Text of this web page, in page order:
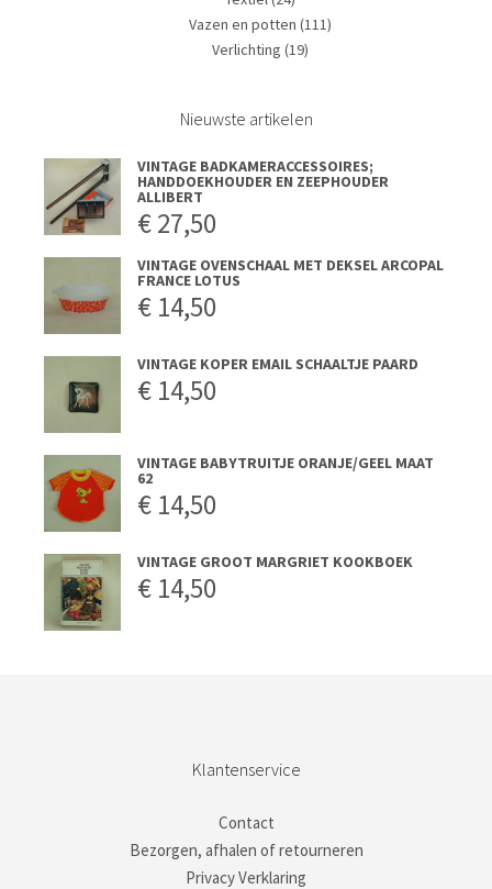
Vazen en potten (111)
Verlichting (19)
Nieuwste artikelen
VINTAGE BADKAMERACCESSOIRES;
HANDDOEKHOUDER EN ZEEPHOUDER
ALLIBERT
€27,50
VINTAGE OVENSCHAAL MET DEKSEL ARCOPAL
FRANCE LOTUS
€ 14,50
VINTAGE KOPER EMAIL SCHAALTJE PAARD
€ 14,50
VINTAGE BABYTRUITJE ORANJE/GEEL MAAT
62
€ 14,50
VINTAGE GROOT MARGRIET KOOKBOEK
€ 14,50
Klantenservice
Contact
Bezorgen, afhalen of retourneren
Privacy Verklaring